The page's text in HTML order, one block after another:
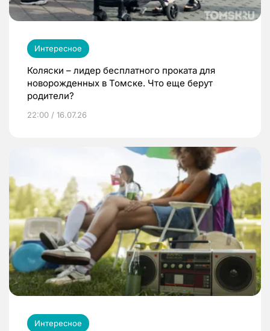
Интересное
Коляски – лидер бесплатного проката для
новорожденных в Томске. Что еще берут
родители?
22:00 / 16.07.26
Интересное